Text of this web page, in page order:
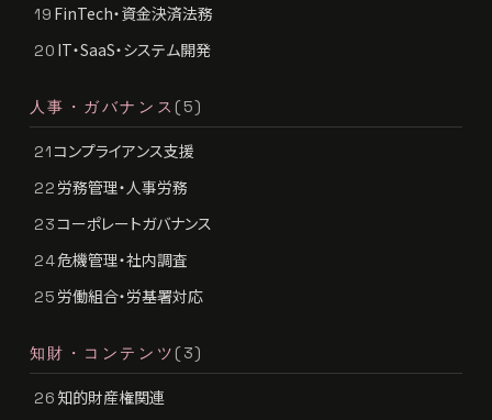
19 FinTech・資金決済法務
20 IT・SaaS・システム開発
人事・ガバナンス (5)
21コンプライアンス支援
22 労務管理・人事労務
23コーポレートガバナンス
24危機管理・社内調査
25 労働組合・労基署対応
知財・コンテンツ (3)
26 知的財産権関連